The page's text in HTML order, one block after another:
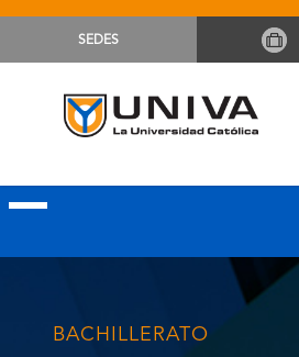
SEDES
BACHILLERATO